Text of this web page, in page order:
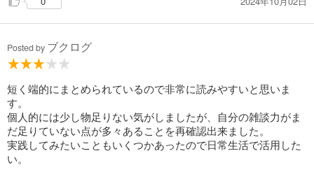
Posted by ブクログ
短く端的にまとめられているので非常に読みやすいと思いま
す。
個人的には少し物足りない気がしましたが、自分の雑談力がま
だ足りていない点が多々あることを再確認出来ました。
実践してみたいこともいくつかあったので日常生活で活用した
い。